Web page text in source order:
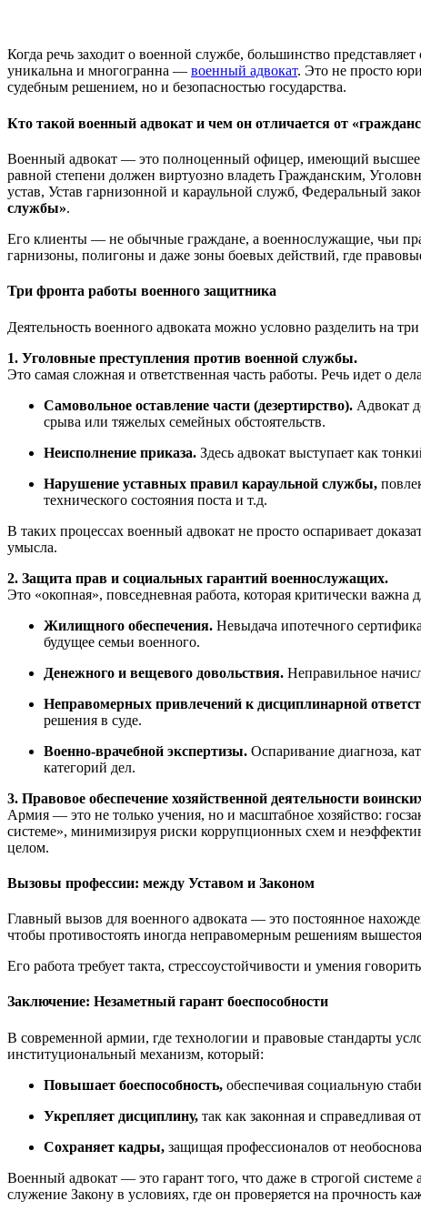
Когда речь заходит о военной службе, большинство
уникальна и многогранна — военный адвокат. Это не просто
судебным решением, но и безопасностью государства.
Кто такой военный адвокат и чем он отличается от
Военный адвокат — это полноценный офицер, имеющий высшее
равной степени должен виртуозно владеть Гражданским,
устав, Устав гарнизонной и караульной служб, Федеральный
службы».
Его клиенты — не обычные граждане, а военнослужащие, чьи
гарнизоны, полигоны и даже зоны боевых действий, где
Три фронта работы военного защитника
Деятельность военного адвоката можно условно разделить на
1. Уголовные преступления против военной службы.
Это самая сложная и ответственная часть работы. Речь идет о
Самовольное оставление части (дезертирство). Адвокат
срыва или тяжелых семейных обстоятельств.
Неисполнение приказа. Здесь адвокат выступает как
Нарушение уставных правил караульной службы,
технического состояния поста и т.д.
В таких процессах военный адвокат не просто оспаривает
умысла.
2. Защита прав и социальных гарантий военнослужащих.
Это «окопная», повседневная работа, которая критически
Жилищного обеспечения. Невыдача ипотечного
будущее семьи военного.
Денежного и вещевого довольствия. Неправильное
Неправомерных привлечений к дисциплинарной
решения в суде.
Военно-врачебной экспертизы. Оспаривание диагноза,
категорий дел.
3. Правовое обеспечение хозяйственной деятельности
Армия — это не только учения, но и масштабное хозяйство:
системе», минимизируя риски коррупционных схем и
целом.
Вызовы профессии: между Уставом и Законом
Главный вызов для военного адвоката — это постоянное
чтобы противостоять иногда неправомерным решениям
Его работа требует такта, стрессоустойчивости и умения
Заключение: Незаметный гарант боеспособности
В современной армии, где технологии и правовые стандарты
институциональный механизм, который:
Повышает боеспособность, обеспечивая социальную
Укрепляет дисциплину, так как законная и справедливая
Сохраняет кадры, защищая профессионалов от
Военный адвокат — это гарант того, что даже в строгой системе
служение Закону в условиях, где он проверяется на прочность